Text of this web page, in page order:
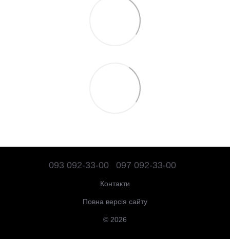
093 092-33-00 097 092-33-00
Контакти
Повна версія сайту
© 2026